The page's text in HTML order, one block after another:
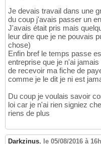
Je devais travail dans une
du coup j'avais passer un
J'avais était pris mais
leur dire que je ne pouvais
chose)
Enfin bref le temps passe
entreprise que je n'ai
de recevoir ma fiche de
comme je le dit je ni est
Du coup je voulais savoir
loi car je n'ai rien signiez
riens de plus
Darkzinus, le 05/08/2016 à